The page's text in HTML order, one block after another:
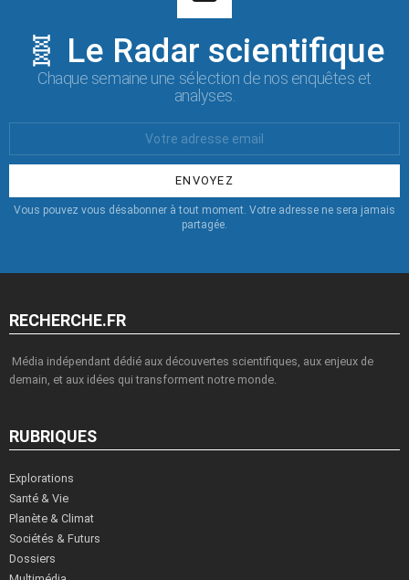
🧬 Le Radar scientifique
Chaque semaine une sélection de nos enquêtes et
analyses.
:
Vous pouvez vous désabonner à tout moment. Votre adresse ne sera jamais
partagée.
RECHERCHE.FR
Média indépendant dédié aux découvertes scientifiques, aux enjeux de
demain, et aux idées qui transforment notre monde.
RUBRIQUES
Explorations
Santé & Vie
Planète & Climat
Sociétés & Futurs
Dossiers